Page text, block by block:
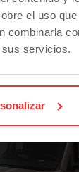
el uso
servicios.